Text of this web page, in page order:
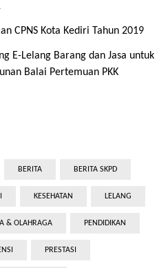
CPNS Kota Kediri Tahun 2019
E-Lelang Barang dan Jasa untuk
Balai Pertemuan PKK
BERITA BERITA SKPD
KESEHATAN LELANG
& OLAHRAGA PENDIDIKAN
PRESTASI